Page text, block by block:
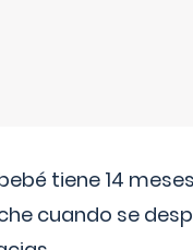
tiene 14
cuando se